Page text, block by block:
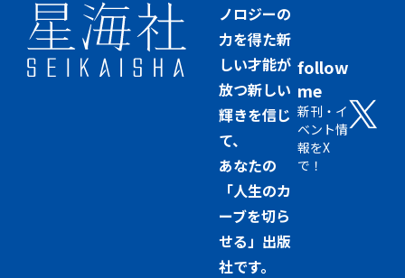
ノロジーの
力を得た新
しい才能が
放つ新しい
輝きを信じ
て、
あなたの
「人生のカ
ーブを切ら
せる」出版
社です。
follow
me
新刊・イ
ベント情
報をX
で！